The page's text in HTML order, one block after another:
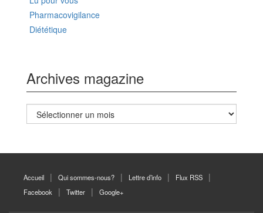
Pharmacovigilance
Diététique
Archives magazine
Archives
magazine
Accueil Qui sommes-nous? Lettre d’info
Flux RSS
Facebook
Twitter Google+